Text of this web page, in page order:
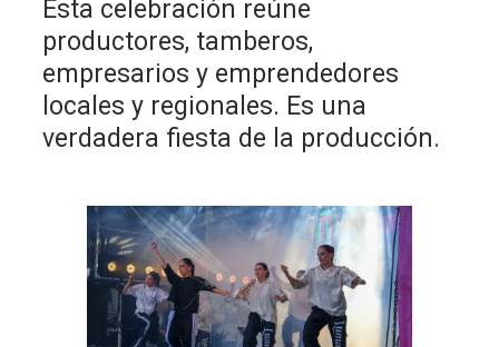
Esta celebración reúne
productores, tamberos,
empresarios y emprendedores
locales y regionales. Es una
verdadera fiesta de la producción.